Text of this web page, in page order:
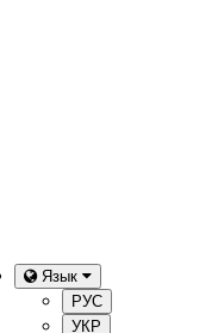
Язык
РУС
УКР